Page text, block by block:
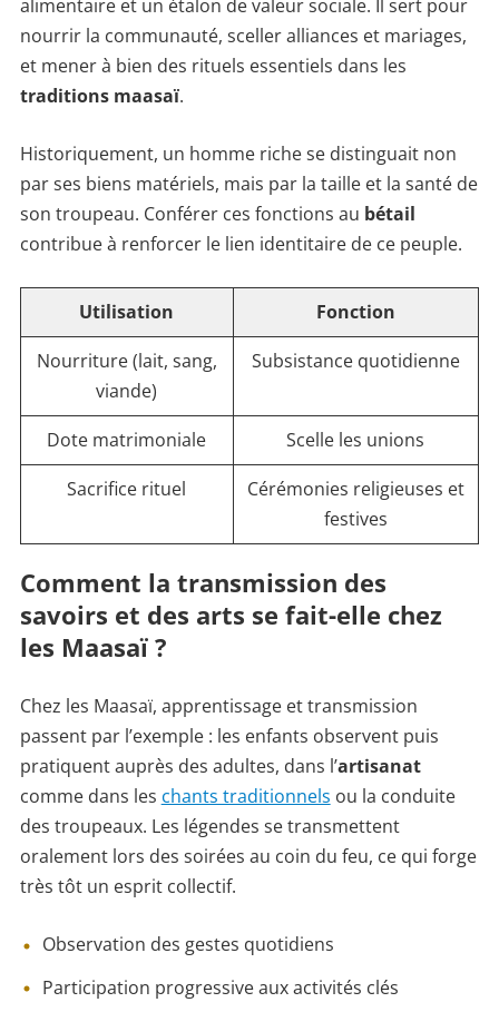
alimentaire et un étalon de valeur sociale. Il sert pour
nourrir la communauté, sceller alliances et mariages,
et mener à bien des rituels essentiels dans les
traditions maasaï.
Historiquement, un homme riche se distinguait non
par ses biens matériels, mais par la taille et la santé de
son troupeau. Conférer ces fonctions au bétail
contribue à renforcer le lien identitaire de ce peuple.
Utilisation
Fonction
Nourriture (lait, sang,
viande)
Subsistance quotidienne
Dote matrimoniale
Scelle les unions
Sacrifice rituel
Cérémonies religieuses et
festives
Comment la transmission des
savoirs et des arts se fait-elle chez
les Maasaï ?
Chez les Maasaï, apprentissage et transmission
passent par l’exemple : les enfants observent puis
pratiquent auprès des adultes, dans l’artisanat
comme dans les chants traditionnels ou la conduite
des troupeaux. Les légendes se transmettent
oralement lors des soirées au coin du feu, ce qui forge
très tôt un esprit collectif.
Observation des gestes quotidiens
Participation progressive aux activités clés